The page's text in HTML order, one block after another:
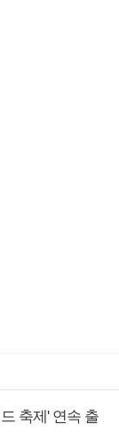
축제' 연속 출